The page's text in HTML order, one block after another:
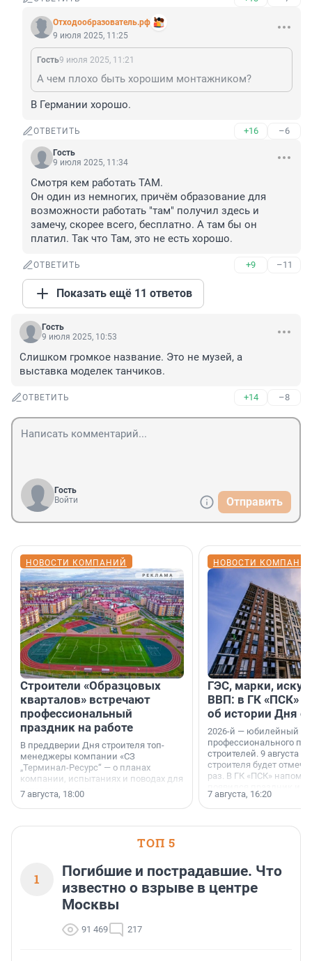
Отходообразователь.рф
9 июля 2025, 11:25
Гость9 июля 2025, 11:21
А чем плохо быть хорошим монтажником?
В Германии хорошо.
ОТВЕТИТЬ +16 –6
Гость
9 июля 2025, 11:34
Смотря кем работать ТАМ.
Он один из немногих, причём образование для
возможности работать "там" получил здесь и
замечу, скорее всего, бесплатно. А там бы он
платил. Так что Там, это не есть хорошо.
ОТВЕТИТЬ +9 –11
Показать ещё 11 ответов
Гость
9 июля 2025, 10:53
Слишком громкое название. Это не музей, а
выставка моделек танчиков.
ОТВЕТИТЬ +14 –8
Гость
Войти
Отправить
НОВОСТИ КОМПАНИЙ
Строители «Образцовых
кварталов» встречают
профессиональный
праздник на работе
В преддверии Дня строителя топ-
менеджеры компании «СЗ
„Терминал-Ресурс“ — о планах
компании, испытаниях и поводах для
осторожного оптимизма.
7 августа, 18:00
НОВОСТИ
ГЭС, марки,
ВВП: в ГК «ПСК»
об истории Дня
2026-й — юбилейный
профессионального
строителей. 9 августа
строителя будет
раз. В ГК «ПСК»
поменялась роль
7 августа, 16:20
ТОП 5
1
Погибшие и пострадавшие. Что
известно о взрыве в центре
Москвы
91 469 217